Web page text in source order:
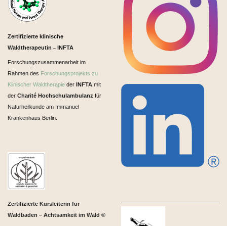
Zertifizierte klinische
Waldtherapeutin – INFTA
Forschungszusammenarbeit im
Rahmen des Forschungsprojekts zu
Klinischer Waldtherapie der INFTA mit
der Charité Hochschulambulanz für
Naturheilkunde am Immanuel
Krankenhaus Berlin.
Zertifizierte Kursleiterin für
Waldbaden – Achtsamkeit im Wald ®